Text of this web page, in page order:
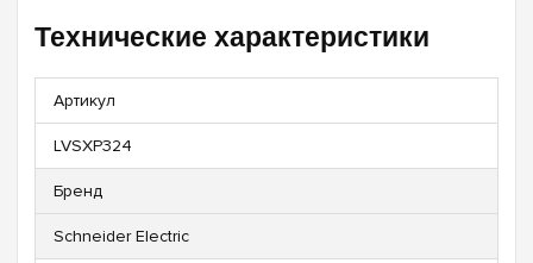
Технические характеристики
Артикул
LVSXP324
Бренд
Schneider Electric